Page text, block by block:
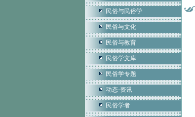
民俗与民俗学
民俗与文化
民俗与教育
民俗学文库
民俗学专题
动态·资讯
民俗学者